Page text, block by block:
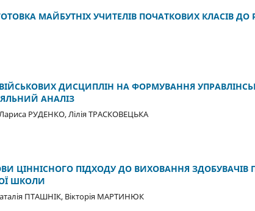
МАЙБУТНІХ УЧИТЕЛІВ ПОЧАТКОВИХ КЛАСІВ ДО
ДИСЦИПЛІН НА ФОРМУВАННЯ
АНАЛІЗ
РУДЕНКО, Лілія ТРАСКОВЕЦЬКА
ЦІННІСНОГО ПІДХОДУ ДО ВИХОВАННЯ ЗДОБУВАЧІВ
ШКОЛИ
ПТАШНІК, Вікторія МАРТИНЮК